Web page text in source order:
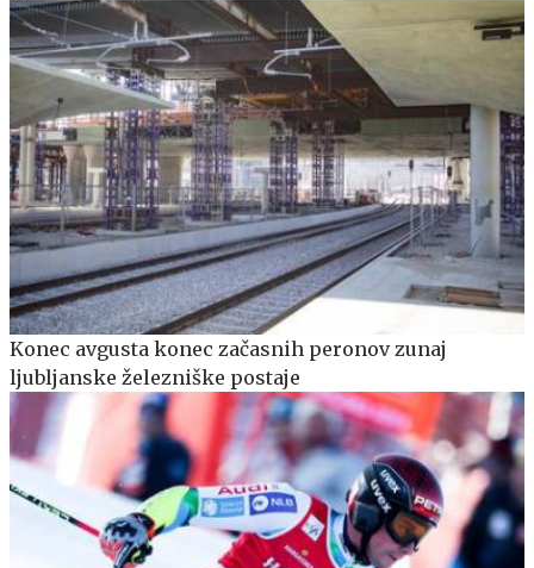
Konec avgusta konec začasnih peronov zunaj
ljubljanske železniške postaje